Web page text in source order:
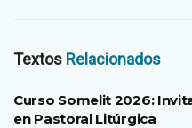
Textos Relacionados
Curso Somelit 2026:
en Pastoral Litúrgica